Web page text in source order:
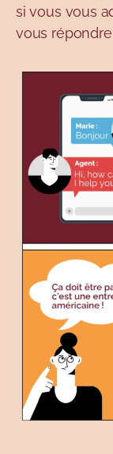
si vous vous
vous